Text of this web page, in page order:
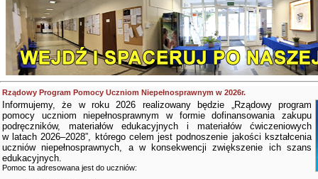
Rządowy Program Pomocy Uczniom Niepełnosprawnym w 2026r.
Informujemy, że w roku 2026 realizowany będzie „Rządowy program
pomocy uczniom niepełnosprawnym w formie dofinansowania zakupu
podręczników, materiałów edukacyjnych i materiałów ćwiczeniowych
w latach 2026–2028”, którego celem jest podnoszenie jakości kształcenia
uczniów niepełnosprawnych, a w konsekwencji zwiększenie ich szans
edukacyjnych.
Pomoc ta adresowana jest do uczniów: